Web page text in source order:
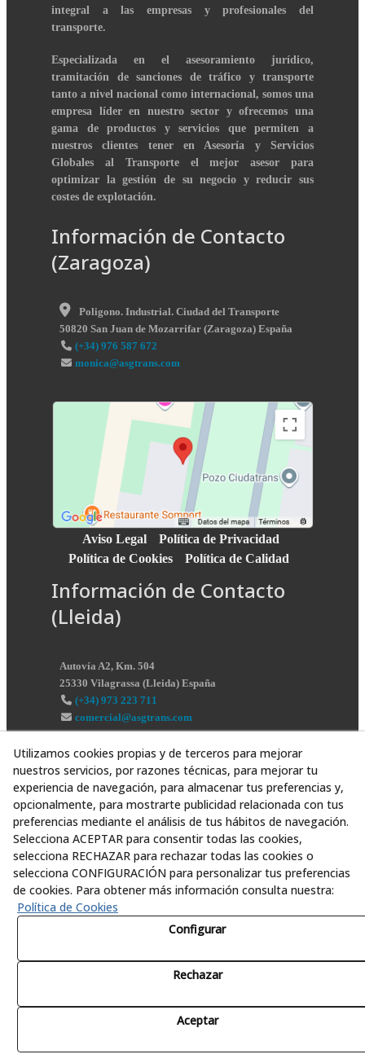
integral a las empresas y profesionales del
transporte.
Especializada en el asesoramiento jurídico,
tramitación de sanciones de tráfico y transporte
tanto a nivel nacional como internacional, somos una
empresa líder en nuestro sector y ofrecemos una
gama de productos y servicios que permiten a
nuestros clientes tener en Asesoría y Servicios
Globales al Transporte el mejor asesor para
optimizar la gestión de su negocio y reducir sus
costes de explotación.
Información de Contacto
(Zaragoza)
Poligono. Industrial. Ciudad del Transporte
50820 San Juan de Mozarrifar (Zaragoza) España
(+34) 976 587 672
monica@asgtrans.com
Aviso Legal
Política de Privacidad
Política de Cookies
Política de Calidad
Información de Contacto
(Lleida)
Autovía A2, Km. 504
25330 Vilagrassa (Lleida) España
(+34) 973 223 711
comercial@asgtrans.com
S.L. - Todos los derechos reservados.
Utilizamos cookies propias y de terceros para mejorar
nuestros servicios, por razones técnicas, para mejorar tu
experiencia de navegación, para almacenar tus preferencias y,
opcionalmente, para mostrarte publicidad relacionada con tus
preferencias mediante el análisis de tus hábitos de navegación.
Selecciona ACEPTAR para consentir todas las cookies,
selecciona RECHAZAR para rechazar todas las cookies o
selecciona CONFIGURACIÓN para personalizar tus preferencias
de cookies. Para obtener más información consulta nuestra:
Política de Cookies
Configurar
Rechazar
Aceptar